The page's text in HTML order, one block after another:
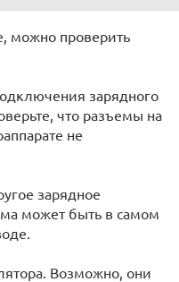
можно проверить
зарядного
что разъемы на
не
зарядное
может быть в самом
Возможно, они